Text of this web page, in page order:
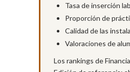
Tasa de inserción
Proporción de
Calidad de las
Valoraciones de
Los rankings de